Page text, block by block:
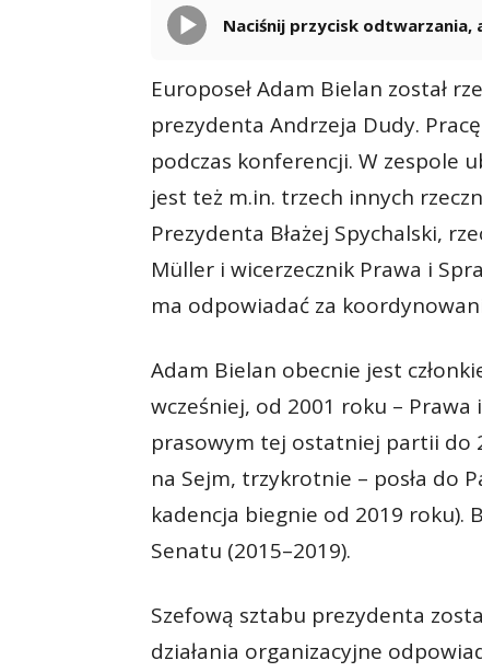
Naciśnij przycisk
Europoseł Adam Bielan został
prezydenta Andrzeja Dudy.
podczas konferencji. W zespole
jest też m.in. trzech innych
Prezydenta Błażej Spychalski,
Müller i wicerzecznik Prawa i
ma odpowiadać za
Adam Bielan obecnie jest
wcześniej, od 2001 roku – Prawa
prasowym tej ostatniej partii do
na Sejm, trzykrotnie – posła do
kadencja biegnie od 2019 roku).
Senatu (2015–2019).
Szefową sztabu prezydenta
działania organizacyjne